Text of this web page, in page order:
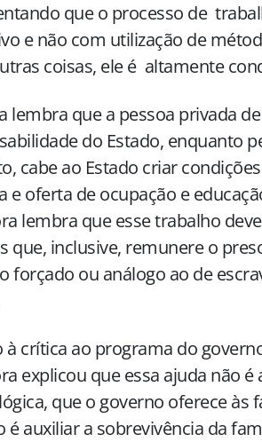
que o processo de
e não com utilização de
coisas, ele é altamente
lembra que a pessoa privada
do Estado, enquanto
cabe ao Estado criar
e oferta de ocupação e
lembra que esse trabalho
que, inclusive, remunere o
forçado ou análogo ao de
à crítica ao programa do
explicou que essa ajuda não
que o governo oferece às
é auxiliar a sobrevivência da